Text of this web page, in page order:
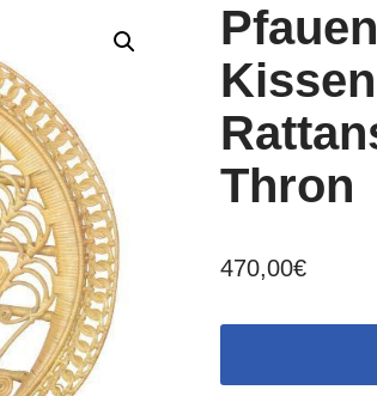
Thron
470,00€